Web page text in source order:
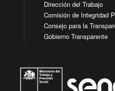
Dirección del Trabajo
Comisión de Integridad
Consejo para la
Gobierno Transparente